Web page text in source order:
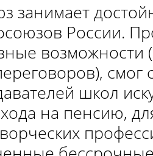
занимает
России.
возможности
смог
школ
на пенсию,